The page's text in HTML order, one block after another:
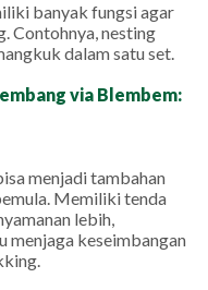
banyak fungsi agar
Contohnya, nesting
dalam satu set.
via Blembem:
menjadi tambahan
Memiliki tenda
lebih,
menjaga keseimbangan